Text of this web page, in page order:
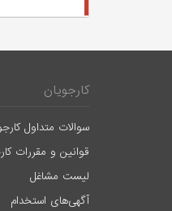
کارجویان
سوالات متداول
قوانین و مقررات
لیست مشاغل
آگهی‌های استخدام